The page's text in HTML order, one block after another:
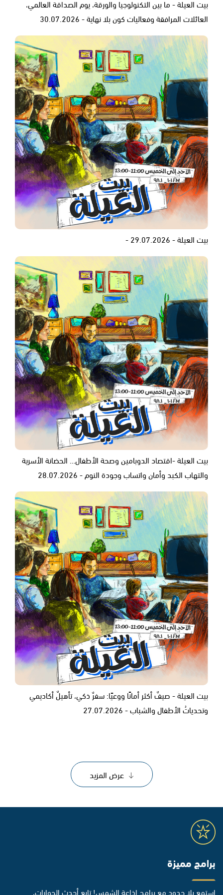
بيت العيلة - ما بين التكنولوجيا والورقة، يوم الصداقة العالمي،
العائلات المرافقة وفعاليات كون بلا نهاية - 30.07.2026
بيت العيلة - 29.07.2026 -
بيت العيلة -اقتصاد الدوبامين وصحة الأطفال… الحضانة الأسرية
والتهاب الكبد وأمان واتساب وجودة النوم - 28.07.2026
بيت العيلة - صيفٌ أكثر أمانًا ووعيًا: سفرٌ ذكي، تأهيلٌ أكاديمي
وتحدياتُ الأطفال والشباب - 27.07.2026
عرض المزيد
برامج مميزة
استمع بلا حدود مع برامج إذاعة الشمس! تابع أحدث الحوارات،